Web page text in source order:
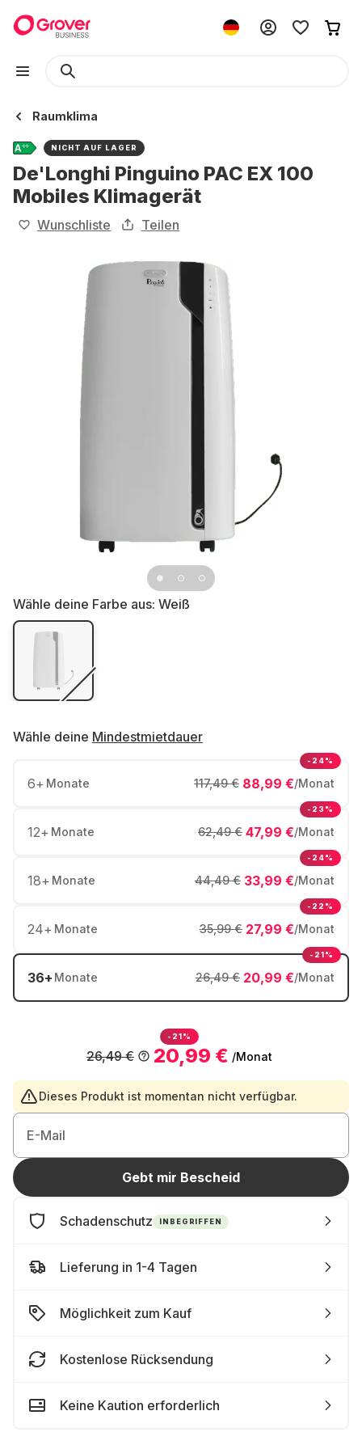
Raumklima
NICHT AUF LAGER
De'Longhi Pinguino PAC EX 100
Mobiles Klimagerät
Wunschliste Teilen
Wähle deine Farbe aus: Weiß
Wähle deine Mindestmietdauer
6+ Monate 88,99 €/Monat
117,49 €
-24%
12+ Monate 47,99 €/Monat
62,49 €
-23%
18+ Monate 33,99 €/Monat
44,49 €
-24%
24+ Monate 27,99 €/Monat
35,99 €
-22%
36+ Monate 20,99 €/Monat
26,49 €
-21%
-21%
20,99 € /Monat
26,49 €
Dieses Produkt ist momentan nicht verfügbar.
E-Mail
Gebt mir Bescheid
Schadenschutz INBEGRIFFEN
Lieferung in 1-4 Tagen
Möglichkeit zum Kauf
Kostenlose Rücksendung
Keine Kaution erforderlich